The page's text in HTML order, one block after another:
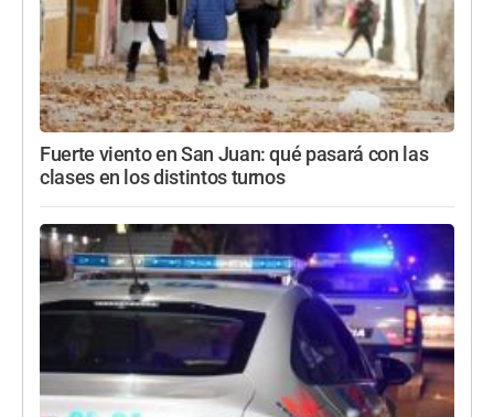
Fuerte viento en San Juan: qué pasará con las
clases en los distintos turnos